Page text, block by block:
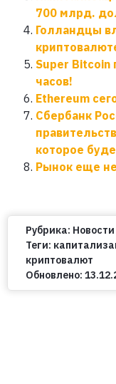
700 млрд.
Голландцы
Super Bitcoin
часов!
Ethereum
Сбербанк
которое
Рынок еще
Рубрика: Новости
Теги:
криптовалют
Обновлено: